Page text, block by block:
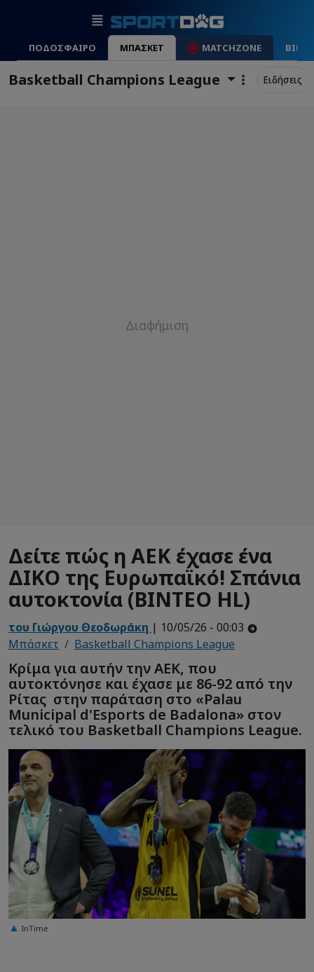
ΠΟΔΟΣΦΑΙΡΟ ΜΠΑΣΚΕΤ MATCHZONE
Basketball Champions League Ειδήσεις
Δείτε πώς η ΑΕΚ έχασε ένα
ΔΙΚΟ της Ευρωπαϊκό! Σπάνια
αυτοκτονία (ΒΙΝΤΕΟ HL)
του Γιώργου Θεοδωράκη | 10/05/26 - 00:03
Μπάσκετ
Basketball Champions League
Κρίμα για αυτήν την ΑΕΚ, που
αυτοκτόνησε και έχασε με 86-92 από την
Ρίτας στην παράταση στο «Palau
Municipal d'Esports de Badalona» στον
τελικό του Basketball Champions League.
InTime